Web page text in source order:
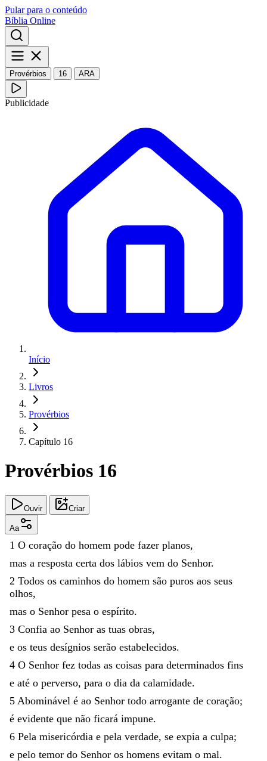
Pular para o conteúdo
Bíblia Online
Provérbios 16 ARA
Publicidade
Início
Livros
Provérbios
Capítulo 16
Provérbios 16
Ouvir Criar
Aa
1 O coração do homem pode fazer planos,
mas a resposta certa dos lábios vem do Senhor.
2 Todos os caminhos do homem são puros aos seus
olhos,
mas o Senhor pesa o espírito.
3 Confia ao Senhor as tuas obras,
e os teus desígnios serão estabelecidos.
4 O Senhor fez todas as coisas para determinados fins
e até o perverso, para o dia da calamidade.
5 Abominável é ao Senhor todo arrogante de coração;
é evidente que não ficará impune.
6 Pela misericórdia e pela verdade, se expia a culpa;
e pelo temor do Senhor os homens evitam o mal.